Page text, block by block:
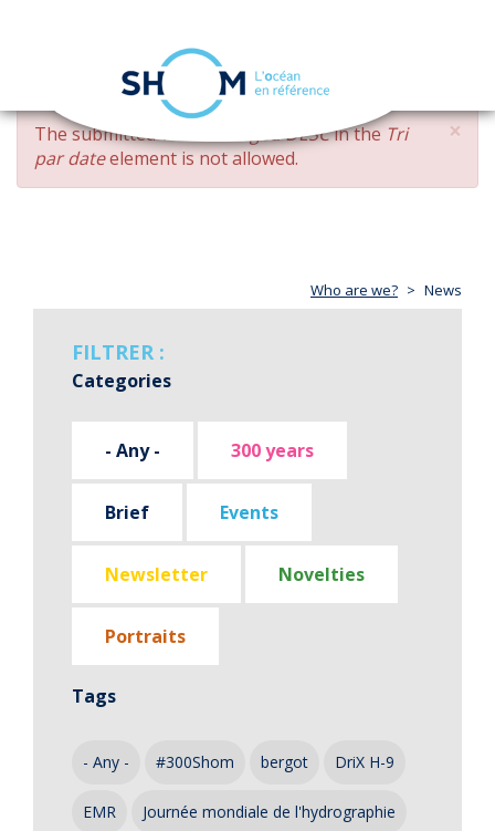
Skip
main
content
navigation
×
ERROR
MESSAGE
The submitted value changed DESCin the Tri
par dateelement is not allowed.
Who are we? News
FILTRER :
Categories
- Any - 300 years
Brief Events
Newsletter Novelties
Portraits
Tags
- Any - #300Shom bergot DriX H-9
EMR Journée mondiale de l'hydrographie